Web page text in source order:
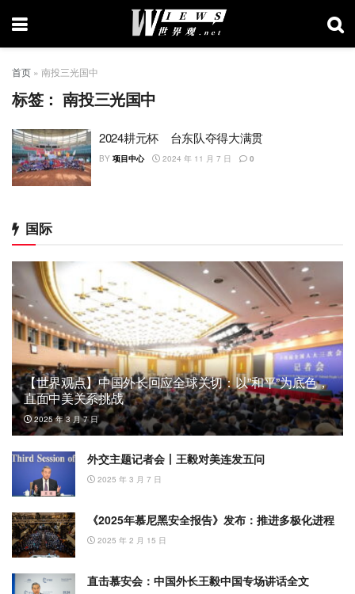
首页 » 南投三光国中
标签：南投三光国中
2024耕元杯 台东队夺得大满贯
BY 项目中心 2024 年 11 月 7 日 0
国际
【世界观点】中国外长回应全球关切：以”和平”为底色，
直面中美关系挑战
2025 年 3 月 7 日
外交主题记者会丨王毅对美连发五问
2025 年 3 月 7 日
《2025年慕尼黑安全报告》发布：推进多极化进程
2025 年 2 月 15 日
直击慕安会：中国外长王毅中国专场讲话全文